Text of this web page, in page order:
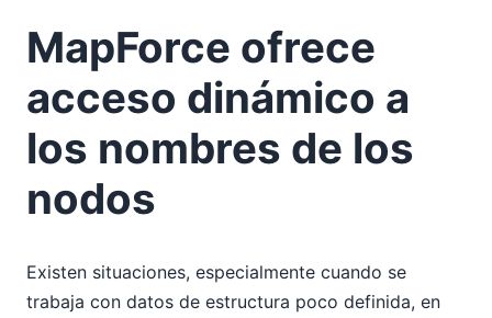
MapForce ofrece
acceso dinámico a
los nombres de los
nodos
Existen situaciones, especialmente cuando se
trabaja con datos de estructura poco definida, en